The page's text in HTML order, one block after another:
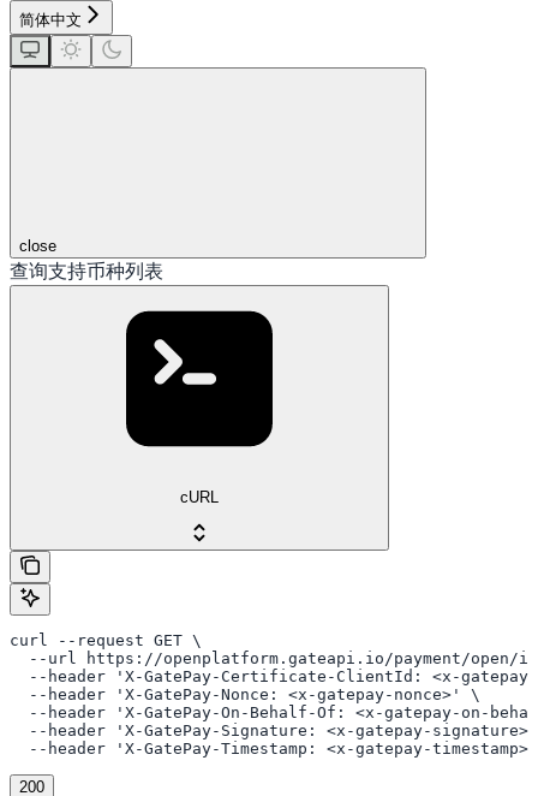
简体中文
close
查询支持币种列表
cURL
curl --request GET \
--url https://openplatform.gateapi.io/payment/open/
--header 'X-GatePay-Certificate-ClientId: <x-
  --header 'X-GatePay-Nonce: <x-gatepay-nonce>' \
--header 'X-GatePay-On-Behalf-Of: <x-gatepay-on-
--header 'X-GatePay-Signature: <x-gatepay-
  --header 'X-GatePay-Timestamp: <x-gatepay-timestamp>'
200